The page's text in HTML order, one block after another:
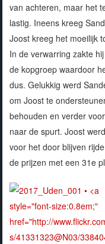
van achteren, maar het
lastig. Ineens kreeg
Joost kreeg het moeilijk
In de verwarring zakte
de kopgroep waardoor
dus. Gelukkig werd
om Joost te
behouden en verder
naar de spurt. Joost
voor het door blijven
de prijzen met een 31e